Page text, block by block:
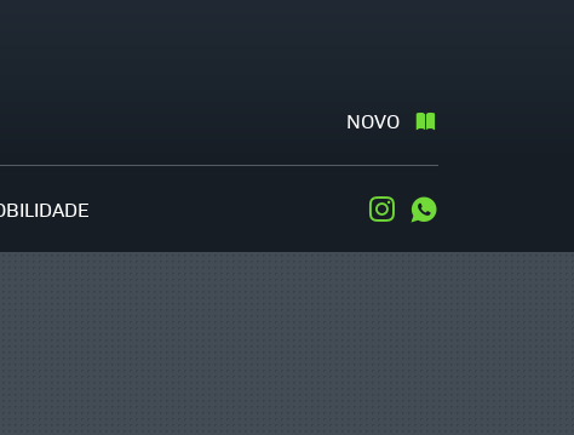
NOVO
Instagram